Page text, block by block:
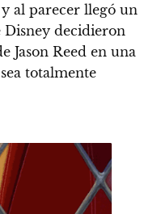
y al parecer llegó un
Disney decidieron
Jason Reed en una
sea totalmente